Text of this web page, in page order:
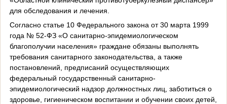
для обследования и лечения.
Согласно статье 10 Федерального закона от 30 марта 1999
года № 52-ФЗ «О санитарно-эпидемиологическом
благополучии населения» граждане обязаны выполнять
требования санитарного законодательства, а также
постановлений, предписаний осуществляющих
федеральный государственный санитарно-
эпидемиологический надзор должностных лиц, заботиться о
здоровье, гигиеническом воспитании и обучении своих детей,